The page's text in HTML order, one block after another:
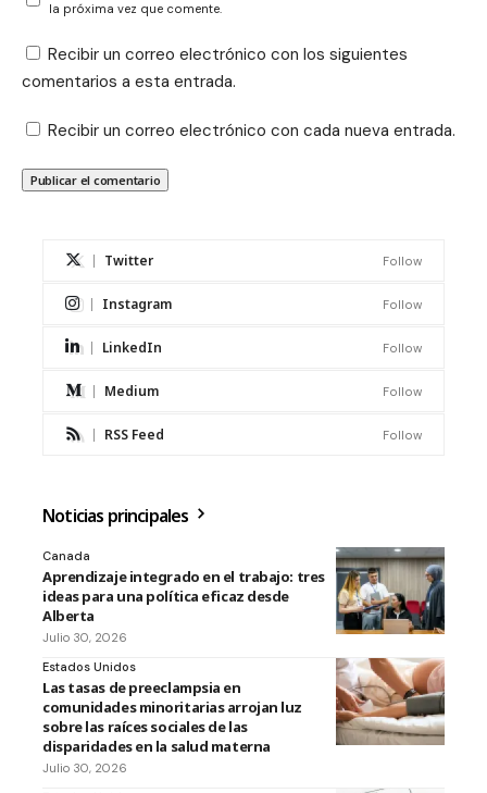
la próxima vez que comente.
Recibir un correo electrónico con los siguientes
comentarios a esta entrada.
Recibir un correo electrónico con cada nueva entrada.
Twitter Follow
Instagram Follow
LinkedIn Follow
Medium Follow
RSS Feed Follow
Noticias principales
Canada
Aprendizaje integrado en el trabajo: tres
ideas para una política eficaz desde
Alberta
Julio 30, 2026
Estados Unidos
Las tasas de preeclampsia en
comunidades minoritarias arrojan luz
sobre las raíces sociales de las
disparidades en la salud materna
Julio 30, 2026